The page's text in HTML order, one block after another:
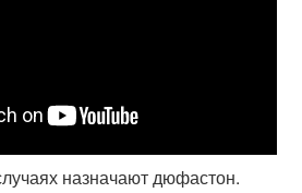
назначают дюфастон.